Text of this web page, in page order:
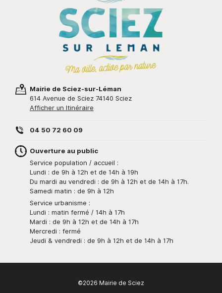
Mairie de Sciez-sur-Léman
614 Avenue de Sciez 74140 Sciez
Afficher un Itinéraire
04 50 72 60 09
Ouverture au public
Service population / accueil :
Lundi : de 9h à 12h et de 14h à 19h
Du mardi au vendredi : de 9h à 12h et de 14h à 17h.
Samedi matin : de 9h à 12h
Service urbanisme :
Lundi : matin fermé / 14h à 17h
Mardi : de 9h à 12h et de 14h à 17h
Mercredi : fermé
Jeudi & vendredi : de 9h à 12h et de 14h à 17h
©2026 Mairie de Sciez